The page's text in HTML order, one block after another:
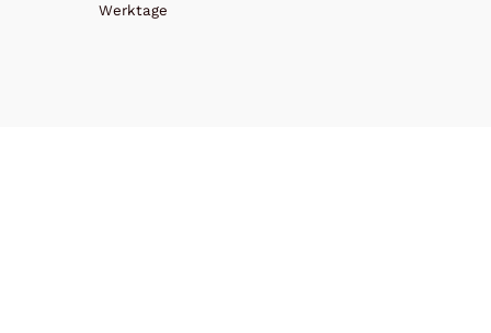
Werktage